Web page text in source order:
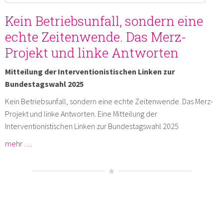
Kein Betriebsunfall, sondern eine
echte Zeitenwende. Das Merz-
Projekt und linke Antworten
Mitteilung der Interventionistischen Linken zur
Bundestagswahl 2025
Kein Betriebsunfall, sondern eine echte Zeitenwende. Das Merz-
Projekt und linke Antworten. Eine Mitteilung der
Interventionistischen Linken zur Bundestagswahl 2025
mehr …